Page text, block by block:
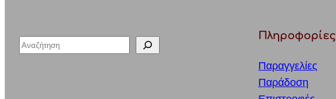
S
Πληροφορίες
Παραγγελίες
Παράδοση